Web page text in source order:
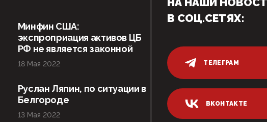
Минфин США:
экспроприация активов ЦБ
РФ не является законной
18 Мая 2022
Руслан Ляпин, по ситуации в
Белгороде
13 Мая 2022
В СОЦ.СЕТЯХ:
ТЕЛЕГРАМ
ВКОНТАКТЕ